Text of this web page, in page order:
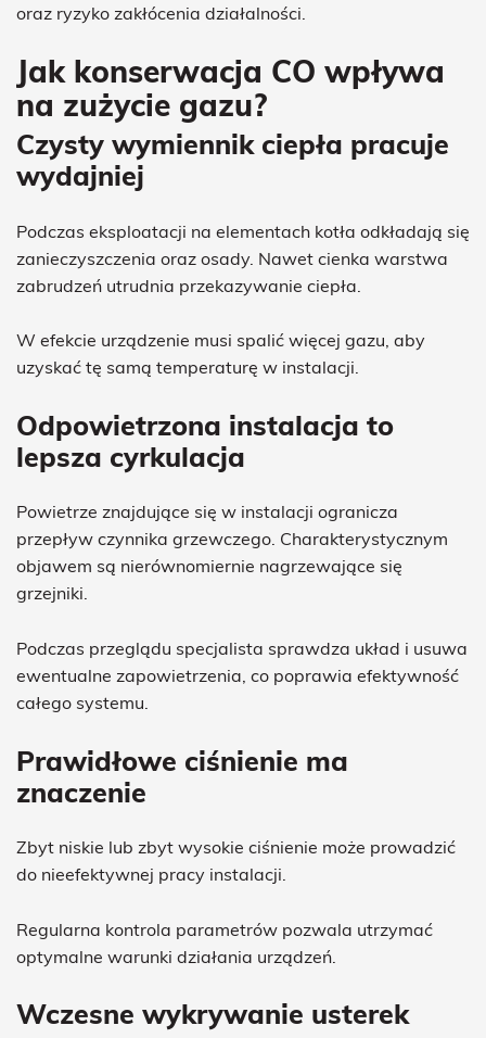
oraz ryzyko zakłócenia działalności.
Jak konserwacja CO wpływa
na zużycie gazu?
Czysty wymiennik ciepła pracuje
wydajniej
Podczas eksploatacji na elementach kotła odkładają się
zanieczyszczenia oraz osady. Nawet cienka warstwa
zabrudzeń utrudnia przekazywanie ciepła.
W efekcie urządzenie musi spalić więcej gazu, aby
uzyskać tę samą temperaturę w instalacji.
Odpowietrzona instalacja to
lepsza cyrkulacja
Powietrze znajdujące się w instalacji ogranicza
przepływ czynnika grzewczego. Charakterystycznym
objawem są nierównomiernie nagrzewające się
grzejniki.
Podczas przeglądu specjalista sprawdza układ i usuwa
ewentualne zapowietrzenia, co poprawia efektywność
całego systemu.
Prawidłowe ciśnienie ma
znaczenie
Zbyt niskie lub zbyt wysokie ciśnienie może prowadzić
do nieefektywnej pracy instalacji.
Regularna kontrola parametrów pozwala utrzymać
optymalne warunki działania urządzeń.
Wczesne wykrywanie usterek